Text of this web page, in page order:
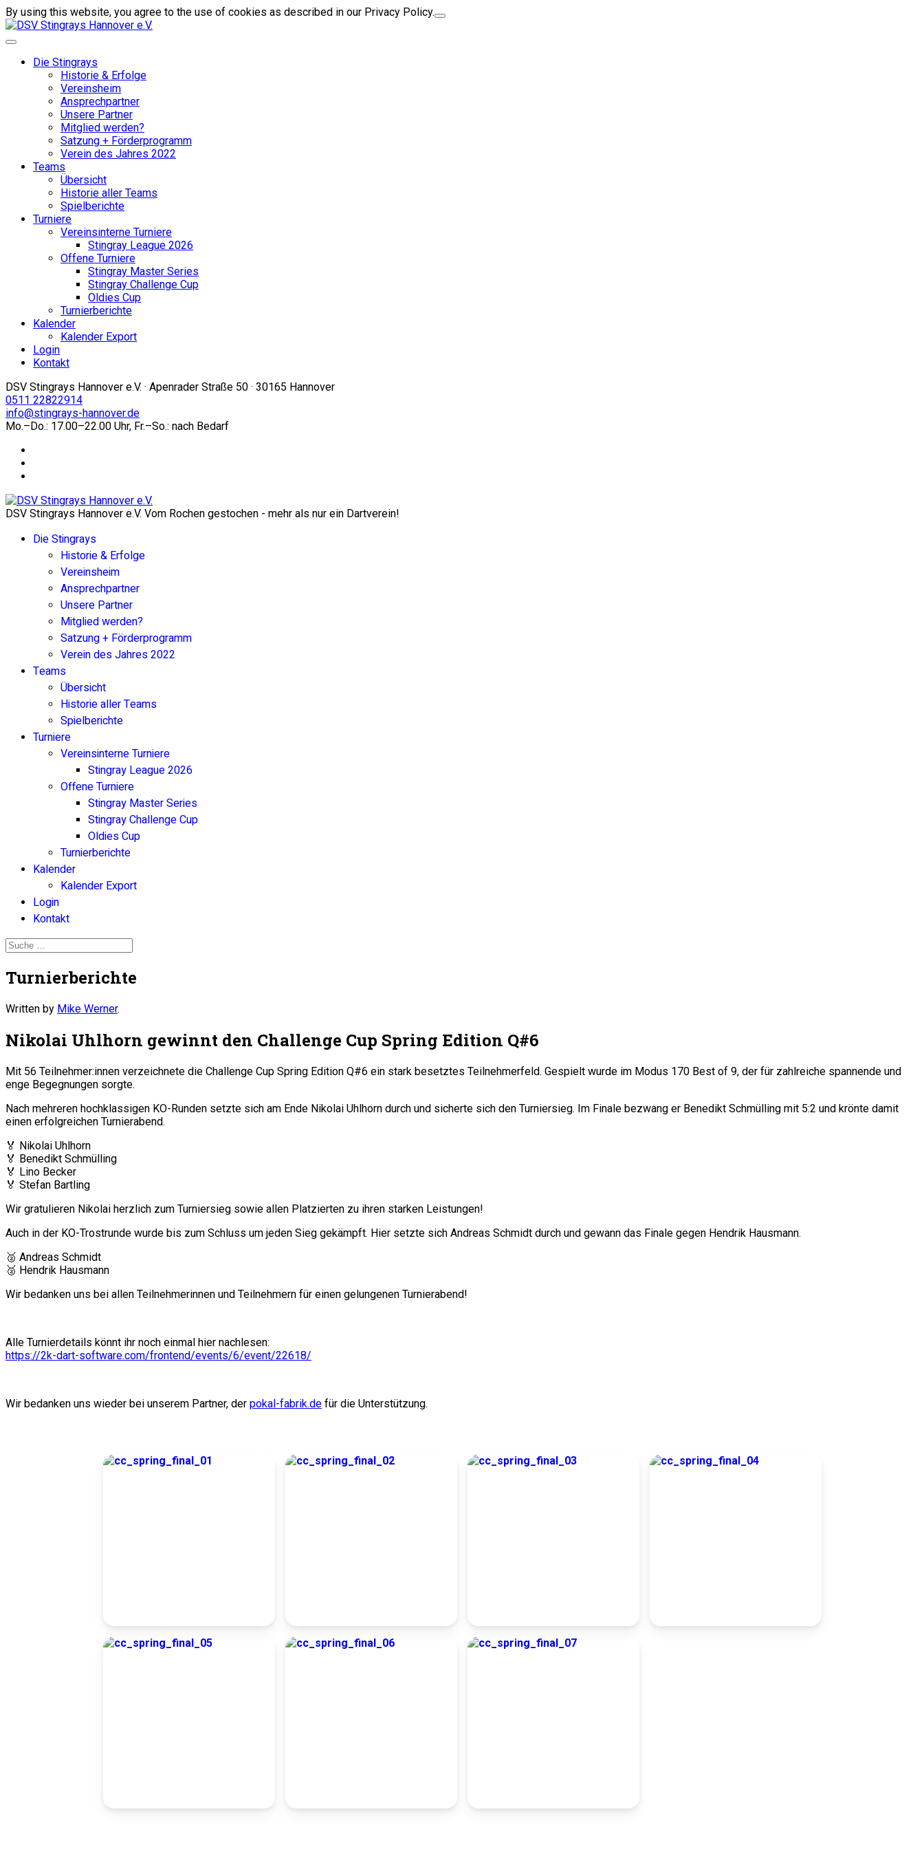
By using this website, you agree to the use of cookies as described in our Privacy Policy.
Die Stingrays
Historie & Erfolge
Vereinsheim
Ansprechpartner
Unsere Partner
Mitglied werden?
Satzung + Förderprogramm
Verein des Jahres 2022
Teams
Übersicht
Historie aller Teams
Spielberichte
Turniere
Vereinsinterne Turniere
Stingray League 2026
Offene Turniere
Stingray Master Series
Stingray Challenge Cup
Oldies Cup
Turnierberichte
Kalender
Kalender Export
Login
Kontakt
DSV Stingrays Hannover e.V. · Apenrader Straße 50 · 30165 Hannover
0511 22822914
info@stingrays-hannover.de
Mo.–Do.: 17.00–22.00 Uhr, Fr.–So.: nach Bedarf
DSV Stingrays Hannover e.V. Vom Rochen gestochen - mehr als nur ein Dartverein!
Die Stingrays
Historie & Erfolge
Vereinsheim
Ansprechpartner
Unsere Partner
Mitglied werden?
Satzung + Förderprogramm
Verein des Jahres 2022
Teams
Übersicht
Historie aller Teams
Spielberichte
Turniere
Vereinsinterne Turniere
Stingray League 2026
Offene Turniere
Stingray Master Series
Stingray Challenge Cup
Oldies Cup
Turnierberichte
Kalender
Kalender Export
Login
Kontakt
Turnierberichte
Written by Mike Werner.
Nikolai Uhlhorn gewinnt den Challenge Cup Spring Edition Q#6
Mit 56 Teilnehmer:innen verzeichnete die Challenge Cup Spring Edition Q#6 ein stark besetztes Teilnehmerfeld. Gespielt wurde im Modus 170 Best of 9, der für zahlreiche spannende und
enge Begegnungen sorgte.
Nach mehreren hochklassigen KO-Runden setzte sich am Ende Nikolai Uhlhorn durch und sicherte sich den Turniersieg. Im Finale bezwang er Benedikt Schmülling mit 5:2 und krönte damit
einen erfolgreichen Turnierabend.
🏅 Nikolai Uhlhorn
🏅 Benedikt Schmülling
🏅 Lino Becker
🏅 Stefan Bartling
Wir gratulieren Nikolai herzlich zum Turniersieg sowie allen Platzierten zu ihren starken Leistungen!
Auch in der KO-Trostrunde wurde bis zum Schluss um jeden Sieg gekämpft. Hier setzte sich Andreas Schmidt durch und gewann das Finale gegen Hendrik Hausmann.
🥈 Andreas Schmidt
🥈 Hendrik Hausmann
Wir bedanken uns bei allen Teilnehmerinnen und Teilnehmern für einen gelungenen Turnierabend!
Alle Turnierdetails könnt ihr noch einmal hier nachlesen:
https://2k-dart-software.com/frontend/events/6/event/22618/
Wir bedanken uns wieder bei unserem Partner, der pokal-fabrik.de für die Unterstützung.